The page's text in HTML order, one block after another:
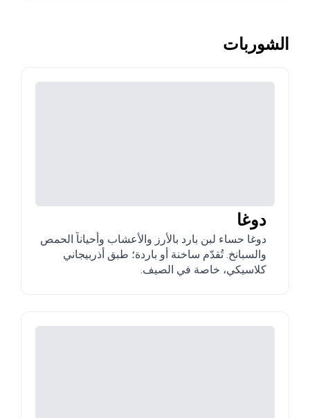
الشوربات
دوغا
دوغا حساء لبن بارد بالأرز والأعشاب وأحياناً الحمص
والسبانخ. تُقدّم ساخنة أو باردة؛ طبق أذربيجاني
كلاسيكي، خاصة في الصيف.